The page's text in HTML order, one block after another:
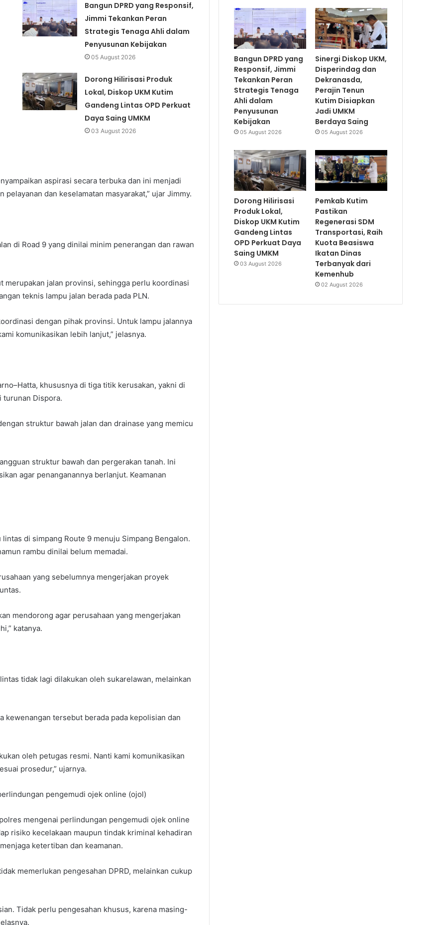
Bangun DPRD yang Responsif,
Jimmi Tekankan Peran
Strategis Tenaga Ahli dalam
Penyusunan Kebijakan
05 August 2026
Dorong Hilirisasi Produk
Lokal, Diskop UKM Kutim
Gandeng Lintas OPD Perkuat
Daya Saing UMKM
03 August 2026
aspirasi secara terbuka dan ini menjadi
dan keselamatan masyarakat,” ujar Jimmy.
di Road 9 yang dinilai minim penerangan dan rawan
merupakan jalan provinsi, sehingga perlu koordinasi
teknis lampu jalan berada pada PLN.
dengan pihak provinsi. Untuk lampu jalannya
komunikasikan lebih lanjut,” jelasnya.
khususnya di tiga titik kerusakan, yakni di
turunan Dispora.
struktur bawah jalan dan drainase yang memicu
struktur bawah dan pergerakan tanah. Ini
agar penanganannya berlanjut. Keamanan
di simpang Route 9 menuju Simpang Bengalon.
rambu dinilai belum memadai.
yang sebelumnya mengerjakan proyek
mendorong agar perusahaan yang mengerjakan
katanya.
tidak lagi dilakukan oleh sukarelawan, melainkan
kewenangan tersebut berada pada kepolisian dan
oleh petugas resmi. Nanti kami komunikasikan
prosedur,” ujarnya.
pengemudi ojek online (ojol)
mengenai perlindungan pengemudi ojek online
risiko kecelakaan maupun tindak kriminal kehadiran
ketertiban dan keamanan.
memerlukan pengesahan DPRD, melainkan cukup
Tidak perlu pengesahan khusus, karena masing-
Bangun DPRD yang
Responsif, Jimmi
Tekankan Peran
Strategis Tenaga
Ahli dalam
Penyusunan
Kebijakan
05 August 2026
Sinergi Diskop UKM,
Disperindag dan
Dekranasda,
Perajin Tenun
Kutim Disiapkan
Jadi UMKM
Berdaya Saing
05 August 2026
Dorong Hilirisasi
Produk Lokal,
Diskop UKM Kutim
Gandeng Lintas
OPD Perkuat Daya
Saing UMKM
03 August 2026
Pemkab Kutim
Pastikan
Regenerasi SDM
Transportasi, Raih
Kuota Beasiswa
Ikatan Dinas
Terbanyak dari
Kemenhub
02 August 2026